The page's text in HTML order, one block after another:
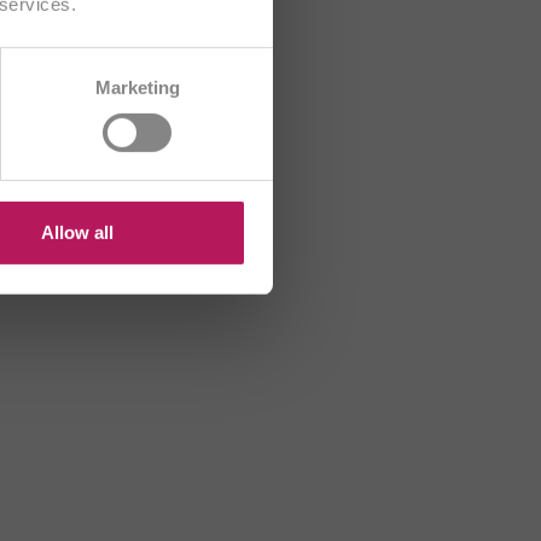
Marketing
Allow all
CH/FR